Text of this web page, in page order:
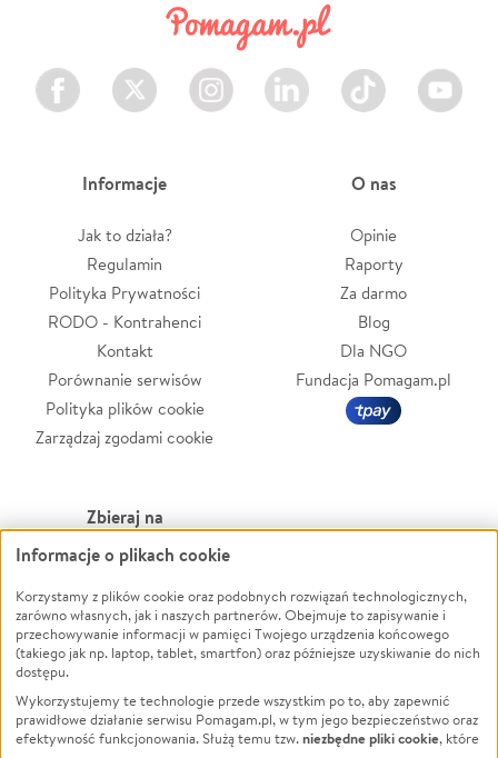
Facebook Twitter Instagram LinkedIn TikTok Youtube
Informacje
Jak to działa?
Regulamin
Polityka Prywatności
RODO - Kontrahenci
Kontakt
Porównanie serwisów
Polityka plików cookie
Zarządzaj zgodami cookie
O nas
Opinie
Raporty
Za darmo
Blog
Dla NGO
Fundacja Pomagam.pl
Zbieraj na
Leczenie
Zwierzęta
Pożar
Ukraina
Pomoc Finansowa
Projekty
Powódź
Wichura
NGO
Edukacja
Podróż
Informacje o plikach cookie
Korzystamy z plików cookie oraz podobnych rozwiązań technologicznych,
zarówno własnych, jak i naszych partnerów. Obejmuje to zapisywanie i
przechowywanie informacji w pamięci Twojego urządzenia końcowego
(takiego jak np. laptop, tablet, smartfon) oraz późniejsze uzyskiwanie do nich
dostępu.
Wykorzystujemy te technologie przede wszystkim po to, aby zapewnić
prawidłowe działanie serwisu Pomagam.pl, w tym jego bezpieczeństwo oraz
efektywność funkcjonowania. Służą temu tzw.niezbędne pliki cookie, które